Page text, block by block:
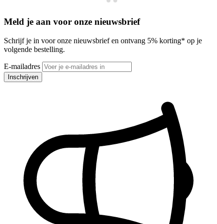
Meld je aan voor onze nieuwsbrief
Schrijf je in voor onze nieuwsbrief en ontvang 5% korting* op je
volgende bestelling.
E-mailadres
Inschrijven